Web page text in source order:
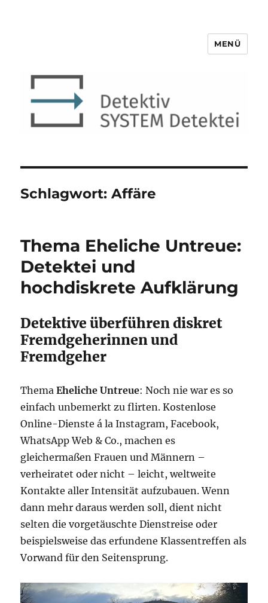
Detektiv SYSTEM Detektei ®
MENÜ
Schlagwort:Affäre
Thema Eheliche Untreue:
Detektei und
hochdiskrete Aufklärung
Detektive überführen diskret
Fremdgeherinnen und
Fremdgeher
ThemaEheliche Untreue: Noch nie war es so
einfach unbemerkt zu flirten. Kostenlose
Online-Dienste á la Instagram, Facebook,
WhatsApp Web & Co., machen es
gleichermaßen Frauen und Männern –
verheiratet oder nicht – leicht, weltweite
Kontakte aller Intensität aufzubauen. Wenn
dann mehr daraus werden soll, dient nicht
selten die vorgetäuschte Dienstreise oder
beispielsweise das erfundene Klassentreffen als
Vorwand für den Seitensprung.